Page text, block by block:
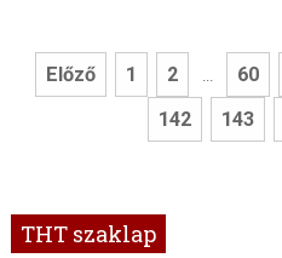
Előző 1 2 ... 60
142 143
THT szaklap